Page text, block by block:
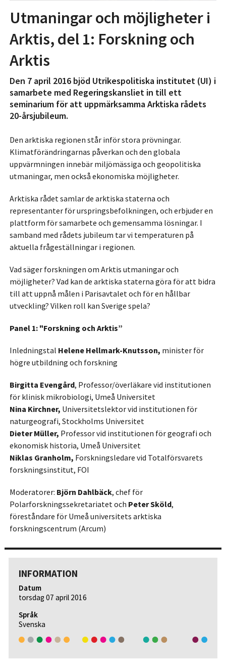
Utmaningar och möjligheter i
Arktis, del 1: Forskning och
Arktis
Den 7 april 2016 bjöd Utrikespolitiska institutet (UI) i
samarbete med Regeringskansliet in till ett
seminarium för att uppmärksamma Arktiska rådets
20-årsjubileum.
Den arktiska regionen står inför stora prövningar.
Klimatförändringarnas påverkan och den globala
uppvärmningen innebär miljömässiga och geopolitiska
utmaningar, men också ekonomiska möjligheter.
Arktiska rådet samlar de arktiska staterna och
representanter för urspringsbefolkningen, och erbjuder en
plattform för samarbete och gemensamma lösningar. I
samband med rådets jubileum tar vi temperaturen på
aktuella frågeställningar i regionen.
Vad säger forskningen om Arktis utmaningar och
möjligheter? Vad kan de arktiska staterna göra för att bidra
till att uppnå målen i Parisavtalet och för en hållbar
utveckling? Vilken roll kan Sverige spela?
Panel 1: "Forskning och Arktis”
Inledningstal Helene Hellmark-Knutsson, minister för
högre utbildning och forskning
Birgitta Evengård, Professor/överläkare vid institutionen
för klinisk mikrobiologi, Umeå Universitet
Nina Kirchner, Universitetslektor vid institutionen för
naturgeografi, Stockholms Universitet
Dieter Müller, Professor vid institutionen för geografi och
ekonomisk historia, Umeå Universitet
Niklas Granholm, Forskningsledare vid Totalförsvarets
forskningsinstitut, FOI
Moderatorer: Björn Dahlbäck, chef för
Polarforskningssekretariatet och Peter Sköld,
föreståndare för Umeå universitets arktiska
forskningscentrum (Arcum)
INFORMATION
Datum
torsdag 07 april 2016
Språk
Svenska